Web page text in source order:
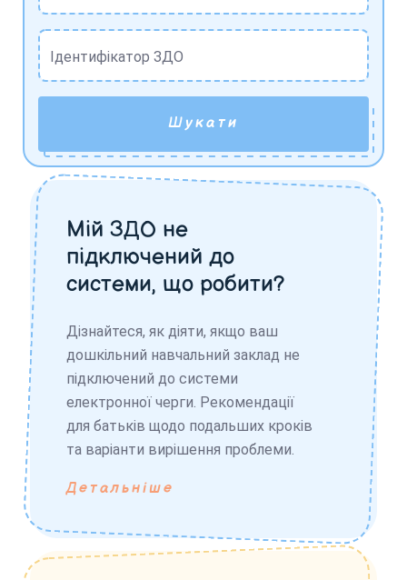
Ідентифікатор ЗДО
Шукати
Мій ЗДО не
підключений до
системи, що робити?
Дізнайтеся, як діяти, якщо ваш
дошкільний навчальний заклад не
підключений до системи
електронної черги. Рекомендації
для батьків щодо подальших кроків
та варіанти вирішення проблеми.
Детальніше